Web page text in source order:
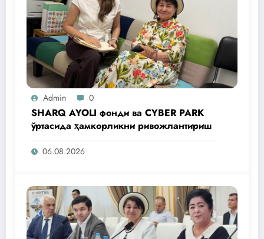
Admin 0
SHARQ AYOLI фонди ва CYBER PARK
ўртасида ҳамкорликни ривожлантириш
06.08.2026